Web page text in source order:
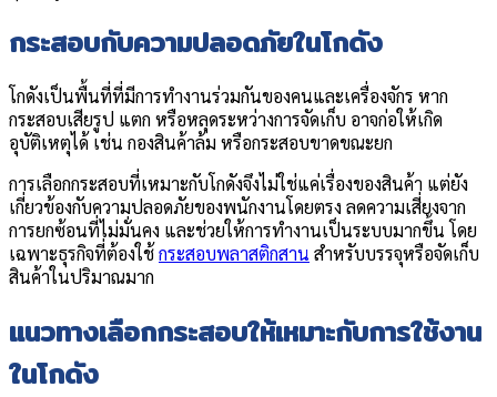
กระสอบกับความปลอดภัยในโกดัง
โกดังเป็นพื้นที่ที่มีการทำงานร่วมกันของคนและเครื่องจักร หาก
กระสอบเสียรูป แตก หรือหลุดระหว่างการจัดเก็บ อาจก่อให้เกิด
อุบัติเหตุได้ เช่น กองสินค้าล้ม หรือกระสอบขาดขณะยก
การเลือกกระสอบที่เหมาะกับโกดังจึงไม่ใช่แค่เรื่องของสินค้า แต่ยัง
เกี่ยวข้องกับความปลอดภัยของพนักงานโดยตรง ลดความเสี่ยงจาก
การยกซ้อนที่ไม่มั่นคง และช่วยให้การทำงานเป็นระบบมากขึ้น โดย
เฉพาะธุรกิจที่ต้องใช้กระสอบพลาสติกสาน สำหรับบรรจุหรือจัดเก็บ
สินค้าในปริมาณมาก
แนวทางเลือกกระสอบให้เหมาะกับการใช้งาน
ในโกดัง